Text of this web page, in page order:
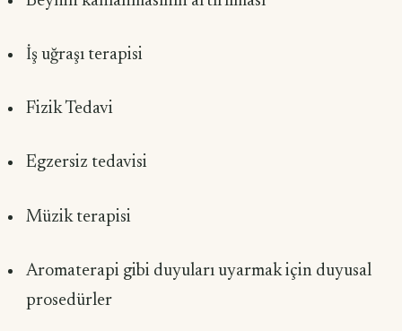
İş uğraşı terapisi
Fizik Tedavi
Egzersiz tedavisi
Müzik terapisi
Aromaterapi gibi duyuları uyarmak için duyusal
prosedürler